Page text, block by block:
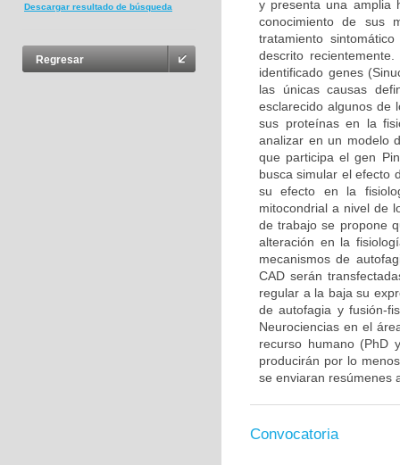
Descargar resultado de búsqueda
Regresar
y presenta una amplia
conocimiento de sus
tratamiento
descrito
identificado genes
las únicas causas
esclarecido algunos de
sus proteínas en la
analizar en un modelo
que participa el gen
busca simular el efecto
su efecto en la
mitocondrial a nivel de
de trabajo se propone
alteración en la
mecanismos de
CAD serán
regular a la baja su
de autofagia y fusión-
Neurociencias en el
recurso humano (PhD
producirán por lo
se enviaran resúmenes
Convocatoria